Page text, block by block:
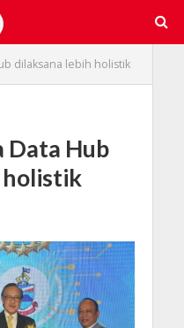
dilaksana lebih holistik
Data Hub
holistik